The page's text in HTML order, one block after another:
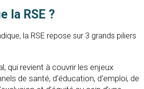
la RSE ?
la RSE repose sur 3 grands piliers
qui revient à couvrir les enjeux
de santé, d’éducation, d’emploi, de